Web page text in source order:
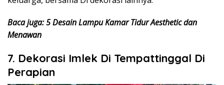
Baca juga: 5 Desain Lampu Kamar Tidur Aesthetic dan
Menawan
7. Dekorasi Imlek Di Tempattinggal Di
Perapian